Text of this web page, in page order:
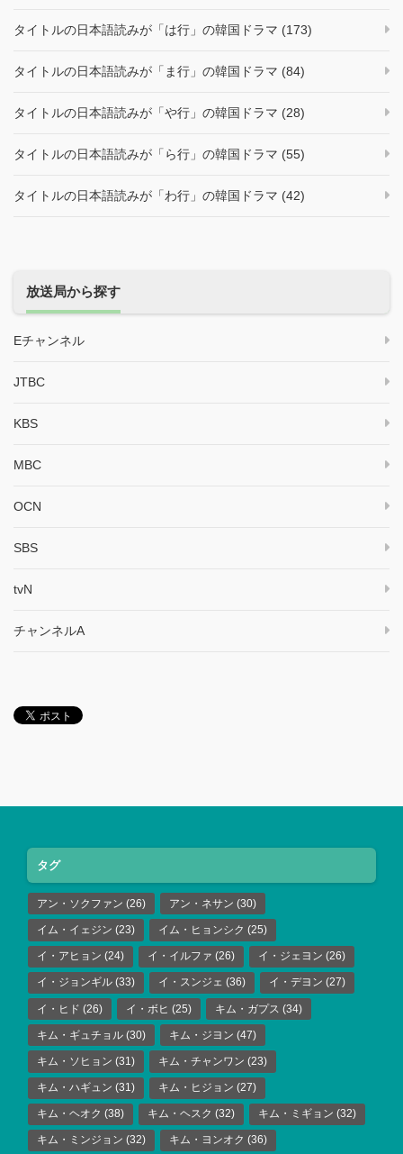
タイトルの日本語読みが「は行」の韓国ドラマ (173)
タイトルの日本語読みが「ま行」の韓国ドラマ (84)
タイトルの日本語読みが「や行」の韓国ドラマ (28)
タイトルの日本語読みが「ら行」の韓国ドラマ (55)
タイトルの日本語読みが「わ行」の韓国ドラマ (42)
放送局から探す
Eチャンネル
JTBC
KBS
MBC
OCN
SBS
tvN
チャンネルA
タグ
アン・ソクファン (26) アン・ネサン (30)
イム・イェジン (23) イム・ヒョンシク (25)
イ・アヒョン (24) イ・イルファ (26) イ・ジェヨン (26)
イ・ジョンギル (33) イ・スンジェ (36) イ・デヨン (27)
イ・ヒド (26) イ・ボヒ (25) キム・ガプス (34)
キム・ギュチョル (30) キム・ジヨン (47)
キム・ソヒョン (31) キム・チャンワン (23)
キム・ハギュン (31) キム・ヒジョン (27)
キム・ヘオク (38) キム・ヘスク (32) キム・ミギョン (32)
キム・ミンジョン (32) キム・ヨンオク (36)